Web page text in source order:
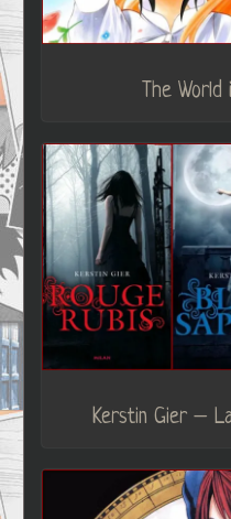
The
Kerstin Gier –